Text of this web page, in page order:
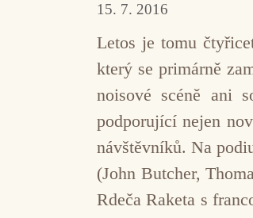
15. 7. 2016
Letos je tomu
který se primárně
noisové scéně ani
podporující nejen
návštěvníků. Na
(John Butcher,
Rdeča Raketa s